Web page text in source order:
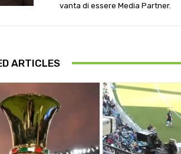
vanta di essere Media Partner.
ARTICLES